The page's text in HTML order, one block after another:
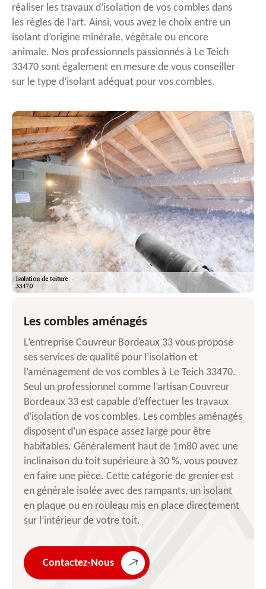
réaliser les travaux d’isolation de vos combles dans
les règles de l’art. Ainsi, vous avez le choix entre un
isolant d’origine minérale, végétale ou encore
animale. Nos professionnels passionnés à Le Teich
33470 sont également en mesure de vous conseiller
sur le type d’isolant adéquat pour vos combles.
Les combles aménagés
L’entreprise Couvreur Bordeaux 33 vous propose
ses services de qualité pour l’isolation et
l’aménagement de vos combles à Le Teich 33470.
Seul un professionnel comme l’artisan Couvreur
Bordeaux 33 est capable d’effectuer les travaux
d’isolation de vos combles. Les combles aménagés
disposent d’un espace assez large pour être
habitables. Généralement haut de 1m80 avec une
inclinaison du toit supérieure à 30 %, vous pouvez
en faire une pièce. Cette catégorie de grenier est
en générale isolée avec des rampants, un isolant
en plaque ou en rouleau mis en place directement
sur l’intérieur de votre toit.
Contactez-Nous